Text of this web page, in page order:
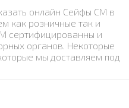
онлайн Сейфы СМ в
как розничные так и
сертифицированны и
органов. Некоторые
мы доставляем под